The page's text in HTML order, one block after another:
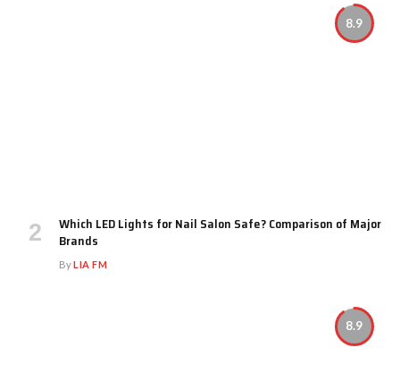
8.9
Which LED Lights for Nail Salon Safe? Comparison of Major
Brands
ByLIA FM
8.9